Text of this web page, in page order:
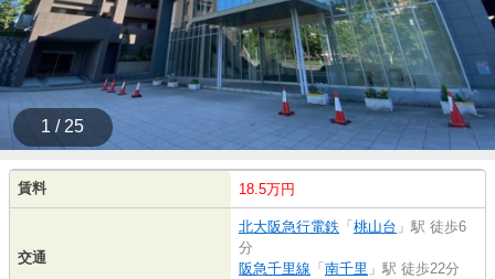
1 / 25
賃料 18.5万円
交通
北大阪急行電鉄 「 桃山台 」駅 徒歩6
分
阪急千里線 「 南千里 」駅 徒歩22分